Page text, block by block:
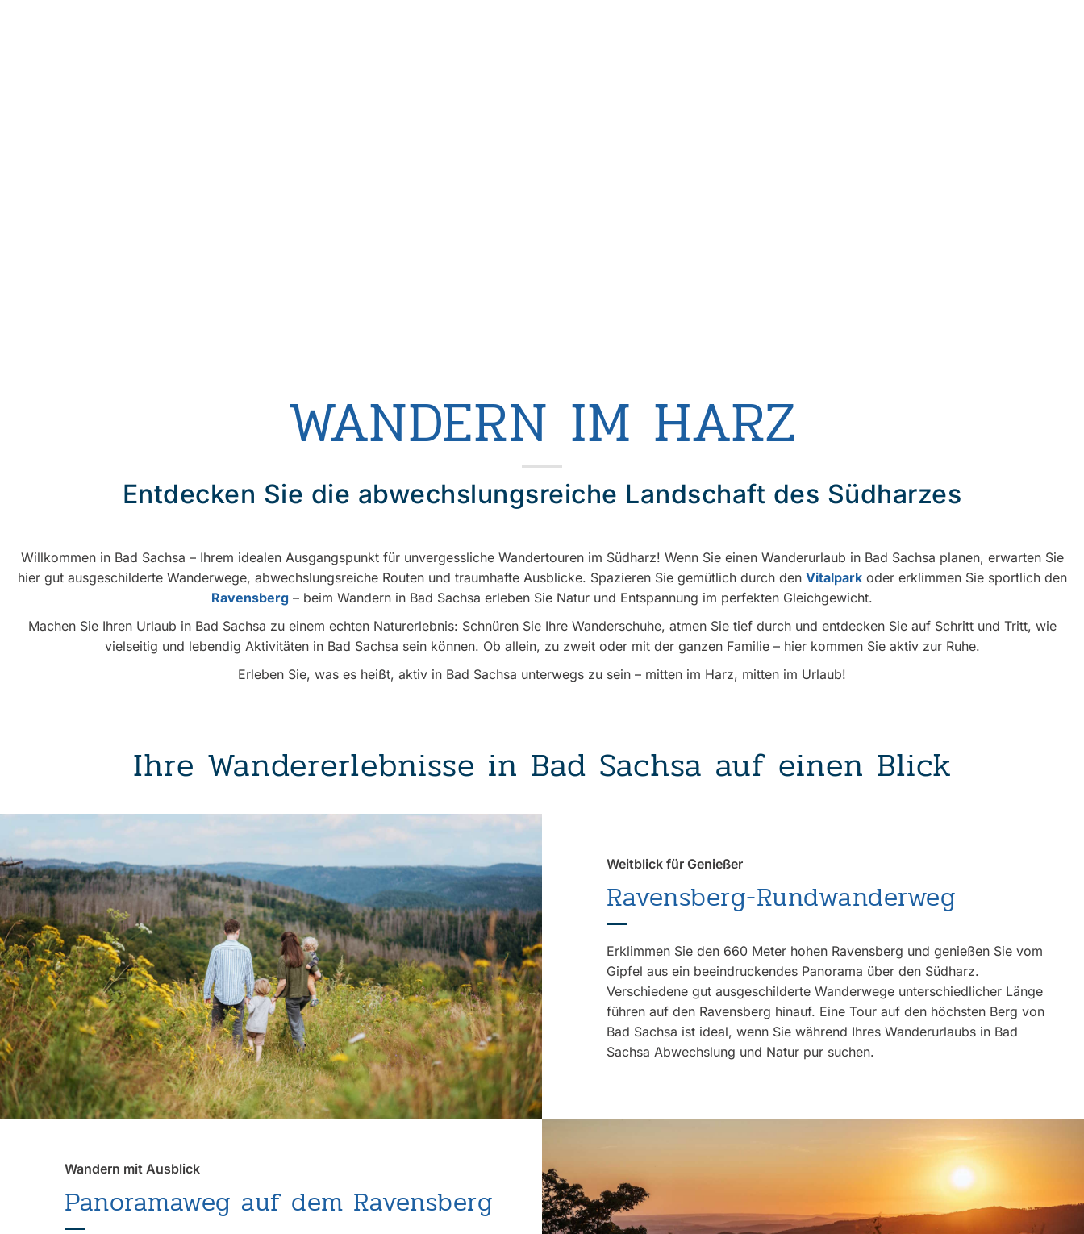
WANDERN IM HARZ
Entdecken Sie die abwechslungsreiche Landschaft des Südharzes
Willkommen in Bad Sachsa – Ihrem idealen Ausgangspunkt für unvergessliche Wandertouren im Südharz! Wenn Sie einen Wanderurlaub in Bad Sachsa planen, erwarten Sie
hier gut ausgeschilderte Wanderwege, abwechslungsreiche Routen und traumhafte Ausblicke. Spazieren Sie gemütlich durch den Vitalparkoder erklimmen Sie sportlich den
Ravensberg – beim Wandern in Bad Sachsa erleben Sie Natur und Entspannung im perfekten Gleichgewicht.
Machen Sie Ihren Urlaub in Bad Sachsa zu einem echten Naturerlebnis: Schnüren Sie Ihre Wanderschuhe, atmen Sie tief durch und entdecken Sie auf Schritt und Tritt, wie
vielseitig und lebendig Aktivitäten in Bad Sachsa sein können. Ob allein, zu zweit oder mit der ganzen Familie – hier kommen Sie aktiv zur Ruhe.
Erleben Sie, was es heißt, aktiv in Bad Sachsa unterwegs zu sein – mitten im Harz, mitten im Urlaub!
Ihre Wandererlebnisse in Bad Sachsa auf einen Blick
Weitblick für Genießer
Ravensberg-Rundwanderweg
Erklimmen Sie den 660 Meter hohen Ravensberg und genießen Sie vom
Gipfel aus ein beeindruckendes Panorama über den Südharz.
Verschiedene gut ausgeschilderte Wanderwege unterschiedlicher Länge
führen auf den Ravensberg hinauf. Eine Tour auf den höchsten Berg von
Bad Sachsa ist ideal, wenn Sie während Ihres Wanderurlaubs in Bad
Sachsa Abwechslung und Natur pur suchen.
Wandern mit Ausblick
Panoramaweg auf dem Ravensberg